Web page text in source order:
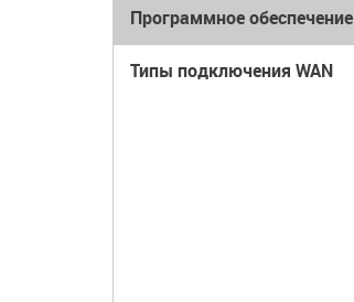
Программное обеспечение
Типы подключения WAN